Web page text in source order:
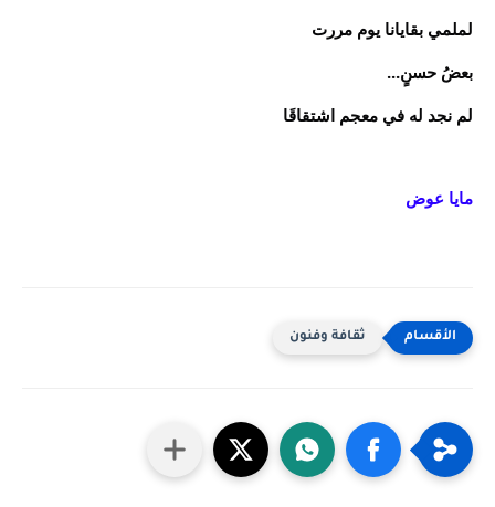
لملمي بقايانا يوم مررت
بعضُ حسنٍ...
لم نجد له في معجم اشتقاقَا
مايا عوض
ثقافة وفنون